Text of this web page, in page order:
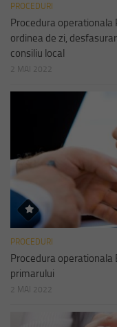
PROCEDURI
Procedura operationala
ordinea de zi,
consiliu local
2 MAI 2022
PROCEDURI
Procedura operationala
primarului
2 MAI 2022